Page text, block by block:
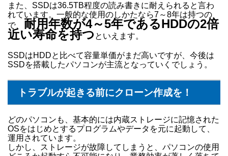
また、SSDは36.5TB程度の読み書きに耐えられると言わ
れています。一般的な使用のしかたなら7～8年は持つの
で、 耐用年数が4～5年であるHDDの2倍
近い寿命を持つ といえます。
SSDはHDDと比べて容量単価がまだ高いですが、今後は
SSDを搭載したパソコンが主流となっていくでしょう。
トラブルが起きる前にクローン作成を！
どのパソコンも、基本的には内蔵ストレージに記憶された
OSをはじめとするプログラムやデータを元に起動して、
運用されています。
しかし、ストレージが故障してしまうと、パソコンの使用